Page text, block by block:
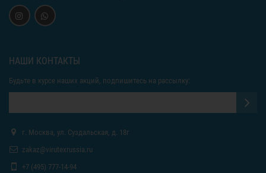
НАШИ КОНТАКТЫ
Будьте в курсе наших акций, подпишитесь на рассылку:
г. Москва, ул. Суздальская, д. 18г
zakaz@virutexrussia.ru
+7 (495) 777-14-94